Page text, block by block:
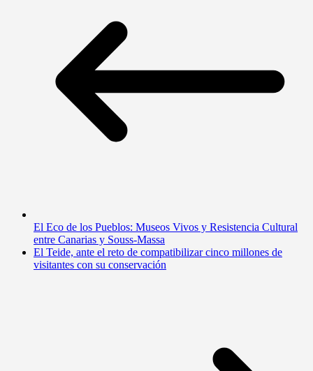
El Eco de los Pueblos: Museos Vivos y Resistencia Cultural
entre Canarias y Souss-Massa
El Teide, ante el reto de compatibilizar cinco millones de
visitantes con su conservación